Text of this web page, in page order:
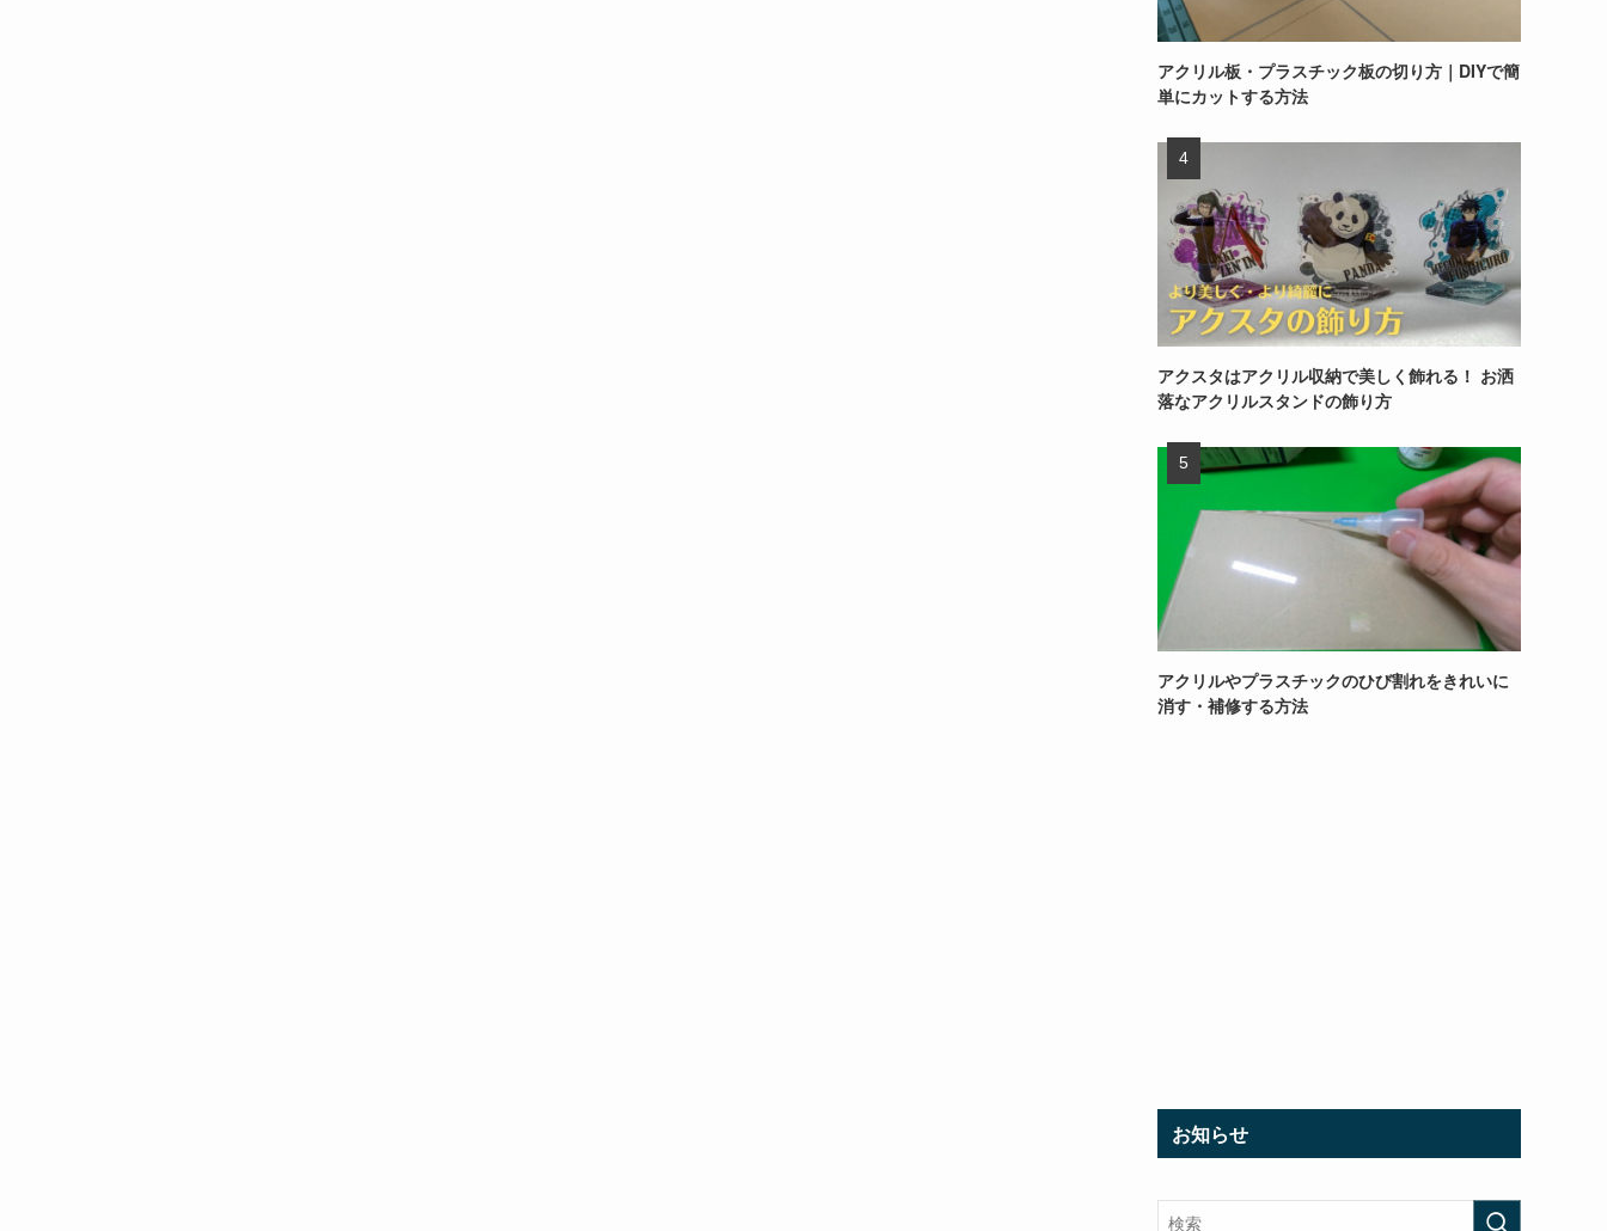
アクリル板・プラスチック板の切り方｜DIYで簡
単にカットする方法
アクスタはアクリル収納で美しく飾れる！ お洒
落なアクリルスタンドの飾り方
アクリルやプラスチックのひび割れをきれいに
消す・補修する方法
お知らせ